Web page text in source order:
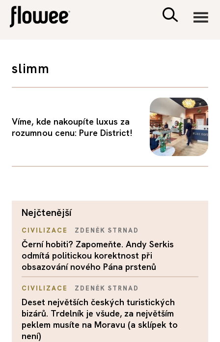
PORADNA
slimm
Víme, kde nakoupíte luxus za
rozumnou cenu: Pure District!
nejčtenější
CIVILIZACE ZDENĚK STRNAD
Černí hobiti? Zapomeňte. Andy Serkis
odmítá politickou korektnost při
obsazování nového Pána prstenů
CIVILIZACE ZDENĚK STRNAD
Deset největších českých turistických
bizárů. Trdelník je všude, za největším
peklem musíte na Moravu (a sklípek to
není)